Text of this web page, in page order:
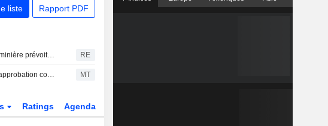
liste Rapport PDF
Mexique : l'industrie minière prévoit un bond des investissements en 2026, portée par l'extension des projets et l'achat d'équipements RE
Grid Metals obtient l'approbation conditionnelle de la TSXV pour sa coentreprise avec Avenir Minerals MT
Ratings Agenda